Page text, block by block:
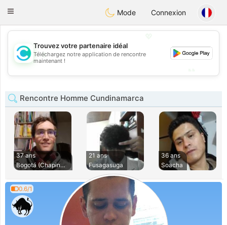
olombiaCitas
Toggle
Mode Connexion
💖
💕
Trouvez votre partenaire idéal
Téléchargez notre application de rencontre
maintenant !
Rencontre Homme Cundinamarca
37 ans
Bogotá (Chapinero)
21 ans
Fusagasuga
36 ans
Soacha
0.6/1